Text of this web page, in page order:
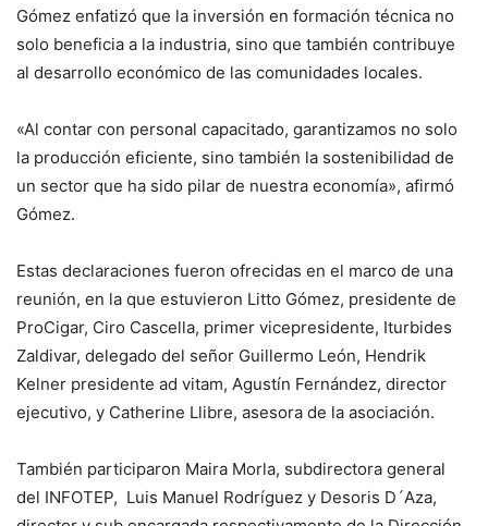
Gómez enfatizó que la inversión en formación técnica no
solo beneficia a la industria, sino que también contribuye
al desarrollo económico de las comunidades locales.
«Al contar con personal capacitado, garantizamos no solo
la producción eficiente, sino también la sostenibilidad de
un sector que ha sido pilar de nuestra economía», afirmó
Gómez.
Estas declaraciones fueron ofrecidas en el marco de una
reunión, en la que estuvieron Litto Gómez, presidente de
ProCigar, Ciro Cascella, primer vicepresidente, Iturbides
Zaldivar, delegado del señor Guillermo León, Hendrik
Kelner presidente ad vitam, Agustín Fernández, director
ejecutivo, y Catherine Llibre, asesora de la asociación.
También participaron Maira Morla, subdirectora general
del INFOTEP, Luis Manuel Rodríguez y Desoris D´Aza,